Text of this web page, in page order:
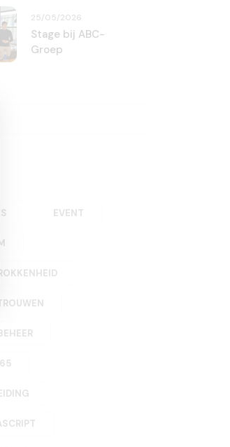
25/05/2026
Stage bij ABC-
Groep
EVENT